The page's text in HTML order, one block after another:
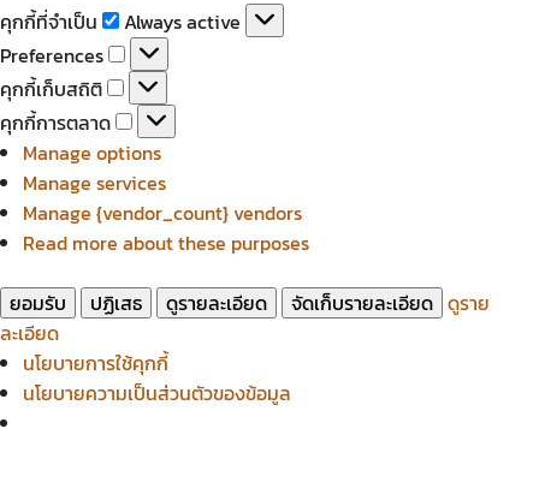
คุกกี้ที่จำเป็น
คุกกี้
ที่
จำเป็น
Always active
Preferences
Preferences
คุกกี้เก็บสถิติ
คุกกี้
เก็บ
สถิติ
คุกกี้การตลาด
คุกกี้
การ
ตลาด
Manage options
Manage services
Manage {vendor_count} vendors
Read more about these purposes
ยอมรับ ปฏิเสธ ดูรายละเอียด จัดเก็บรายละเอียด ดูราย
ละเอียด
นโยบายการใช้คุกกี้
นโยบายความเป็นส่วนตัวของข้อมูล